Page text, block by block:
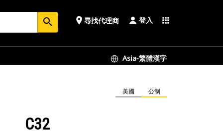
search place 尋找代理商 登入 apps
Asia-繁體漢字
美國 公制
C32